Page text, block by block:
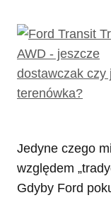
Jedyne czego
względem
Gdyby Ford